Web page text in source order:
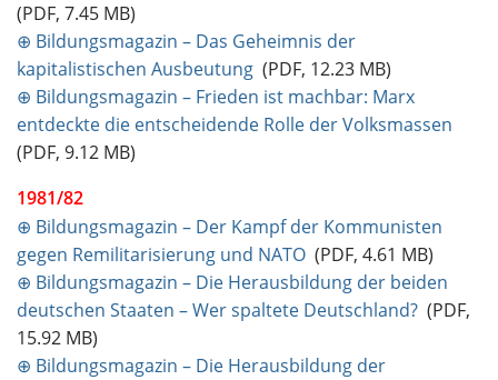
(PDF, 7.45 MB)
⊕ Bildungsmagazin – Das Geheimnis der
kapitalistischen Ausbeutung (PDF, 12.23 MB)
⊕ Bildungsmagazin – Frieden ist machbar: Marx
entdeckte die entscheidende Rolle der Volksmassen
(PDF, 9.12 MB)
1981/82
⊕ Bildungsmagazin – Der Kampf der Kommunisten
gegen Remilitarisierung und NATO (PDF, 4.61 MB)
⊕ Bildungsmagazin – Die Herausbildung der beiden
deutschen Staaten – Wer spaltete Deutschland? (PDF,
15.92 MB)
⊕ Bildungsmagazin – Die Herausbildung der